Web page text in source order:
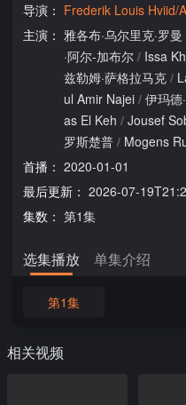
导演： Frederik Louis Hviid/
主演： 雅各布·乌尔里克·罗曼
·阿尔-加布尔 / Issa
兹勒姆·萨格拉马克 /
ul Amir Najei / 伊玛德
as El Keh / Jousef
罗斯楚普 / Mogens
首播： 2020-01-01
最后更新： 2026-07-
集数： 第1集
选集播放 单集介绍
第1集
相关视频